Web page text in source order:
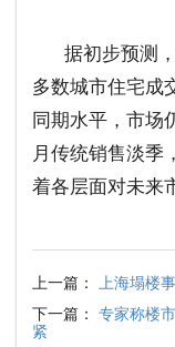
据初步预测
多数城市住宅成
同期水平，市场
月传统销售淡季
着各层面对未来
上一篇：
上海塌楼
下一篇： 专家称楼
紧